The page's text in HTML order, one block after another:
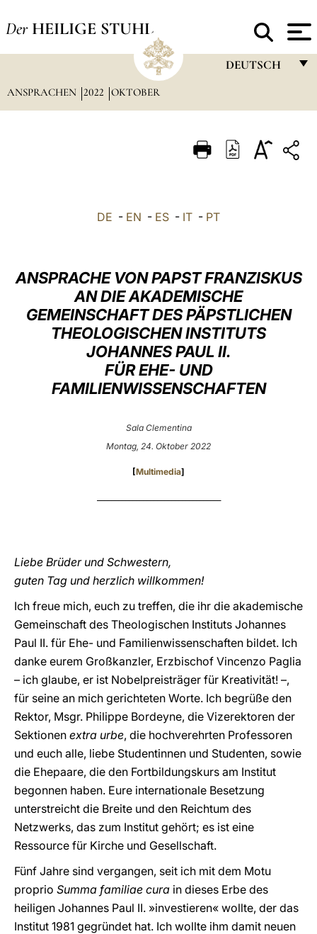
Der HEILIGE STUHL
DEUTSCH
ITALIANO
العربيّة
中文
LATINE
ANSPRACHEN 2022 OKTOBER
DE - EN - ES - IT - PT
ANSPRACHE VON PAPST FRANZISKUS
AN DIE AKADEMISCHE
GEMEINSCHAFT DES PÄPSTLICHEN
THEOLOGISCHEN INSTITUTS
JOHANNES PAUL II.
FÜR EHE- UND
FAMILIENWISSENSCHAFTEN
Sala Clementina
Montag, 24. Oktober 2022
[Multimedia]
Liebe Brüder und Schwestern,
guten Tag und herzlich willkommen!
Ich freue mich, euch zu treffen, die ihr die akademische
Gemeinschaft des Theologischen Instituts Johannes
Paul II. für Ehe- und Familienwissenschaften bildet. Ich
danke eurem Großkanzler, Erzbischof Vincenzo Paglia
– ich glaube, er ist Nobelpreisträger für Kreativität! –,
für seine an mich gerichteten Worte. Ich begrüße den
Rektor, Msgr. Philippe Bordeyne, die Vizerektoren der
Sektionen extra urbe, die hochverehrten Professoren
und euch alle, liebe Studentinnen und Studenten, sowie
die Ehepaare, die den Fortbildungskurs am Institut
begonnen haben. Eure internationale Besetzung
unterstreicht die Breite und den Reichtum des
Netzwerks, das zum Institut gehört; es ist eine
Ressource für Kirche und Gesellschaft.
Fünf Jahre sind vergangen, seit ich mit dem Motu
proprio Summa familiae cura in dieses Erbe des
heiligen Johannes Paul II. »investieren« wollte, der das
Institut 1981 gegründet hat. Ich wollte ihm damit neuen